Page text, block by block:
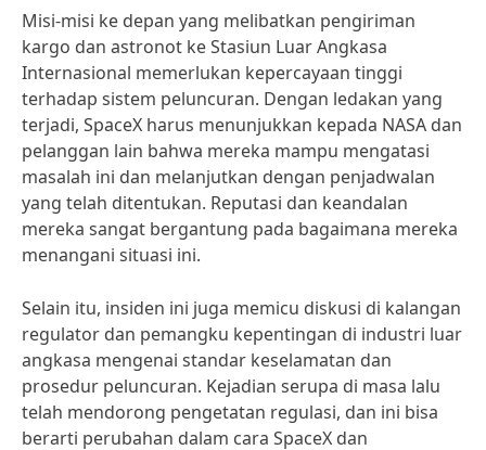
Misi-misi ke depan yang melibatkan pengiriman
kargo dan astronot ke Stasiun Luar Angkasa
Internasional memerlukan kepercayaan tinggi
terhadap sistem peluncuran. Dengan ledakan yang
terjadi, SpaceX harus menunjukkan kepada NASA dan
pelanggan lain bahwa mereka mampu mengatasi
masalah ini dan melanjutkan dengan penjadwalan
yang telah ditentukan. Reputasi dan keandalan
mereka sangat bergantung pada bagaimana mereka
menangani situasi ini.
Selain itu, insiden ini juga memicu diskusi di kalangan
regulator dan pemangku kepentingan di industri luar
angkasa mengenai standar keselamatan dan
prosedur peluncuran. Kejadian serupa di masa lalu
telah mendorong pengetatan regulasi, dan ini bisa
berarti perubahan dalam cara SpaceX dan